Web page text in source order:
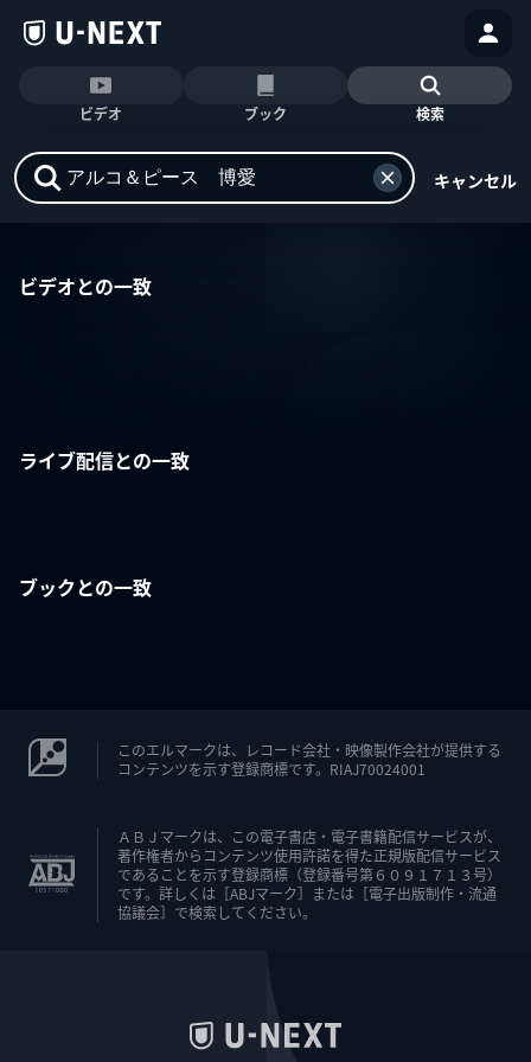
ビデオ ブック 検索
キャンセル
ビデオとの一致
ライブ配信との一致
ブックとの一致
このエルマークは、レコード会社・映像製作会社が提供する
コンテンツを示す登録商標です。RIAJ70024001
ＡＢＪマークは、この電子書店・電子書籍配信サービスが、
著作権者からコンテンツ使用許諾を得た正規版配信サービス
であることを示す登録商標（登録番号第６０９１７１３号）
です。詳しくは［ABJマーク］または［電子出版制作・流通
協議会］で検索してください。